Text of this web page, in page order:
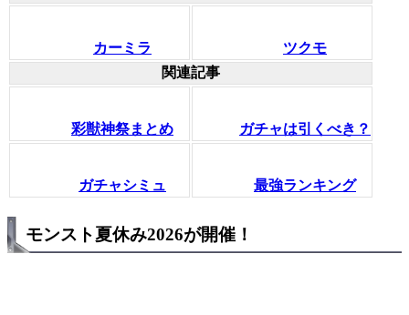
カーミラ
ツクモ
関連記事
彩獣神祭まとめ ガチャは引くべき？
ガチャシミュ 最強ランキング
モンスト夏休み2026が開催！